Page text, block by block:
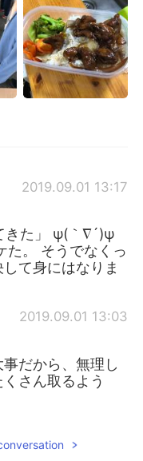
2019.09.01 13:17
きた」 ψ(｀∇´)ψ
た。 そうでなくっ
て身にはなりま
2019.09.01 13:03
だから、無理し
さん取るよう